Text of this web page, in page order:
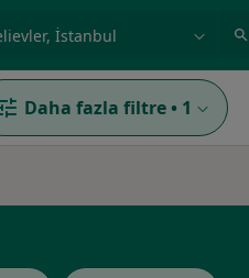
İstanbul
Daha fazla filtre • 1